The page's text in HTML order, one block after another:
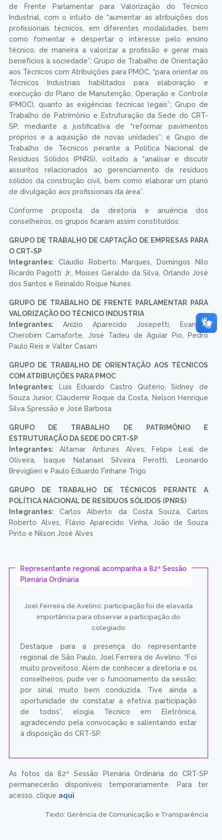
de Frente Parlamentar para Valorização do Técnico
Industrial, com o intuito de “aumentar as atribuições dos
profissionais técnicos, em diferentes modalidades, bem
como fomentar e despertar o interesse pelo ensino
técnico, de maneira a valorizar a profissão e gerar mais
benefícios à sociedade”; Grupo de Trabalho de Orientação
aos Técnicos com Atribuições para PMOC, “para orientar os
Técnicos Industriais habilitados para elaboração e
execução do Plano de Manutenção, Operação e Controle
(PMOC), quanto às exigências técnicas legais”; Grupo de
Trabalho de Patrimônio e Estruturação da Sede do CRT-
SP, mediante a justificativa de “reformar pavimentos
próprios e a aquisição de novas unidades”; e Grupo de
Trabalho de Técnicos perante a Política Nacional de
Resíduos Sólidos (PNRS), voltado a “analisar e discutir
assuntos relacionados ao gerenciamento de resíduos
sólidos da construção civil, bem como elaborar um plano
de divulgação aos profissionais da área”.
Conforme proposta da diretoria e anuência dos
conselheiros, os grupos ficaram assim constituídos:
GRUPO DE TRABALHO DE CAPTAÇÃO DE EMPRESAS PARA
O CRT-SP
Integrantes: Cláudio Roberto Marques, Domingos Nilo
Ricardo Pagotti Jr., Moises Geraldo da Silva, Orlando José
dos Santos e Reinaldo Roque Nunes
GRUPO DE TRABALHO DE FRENTE PARLAMENTAR PARA
VALORIZAÇÃO DO TÉCNICO INDUSTRIA
Integrantes: Anizio Aparecido Josepetti, Evanildo
Cherobim Camaforte, José Tadeu de Aguiar Pio, Pedro
Paulo Reis e Valter Casarri
GRUPO DE TRABALHO DE ORIENTAÇÃO AOS TÉCNICOS
COM ATRIBUIÇÕES PARA PMOC
Integrantes: Luis Eduardo Castro Quitério, Sidney de
Souza Junior, Claudemir Roque da Costa, Nelson Henrique
Silva Spressão e José Barbosa
GRUPO DE TRABALHO DE PATRIMÔNIO E
ESTRUTURAÇÃO DA SEDE DO CRT-SP
Integrantes: Altamar Antunes Alves, Felipe Leal de
Oliveira, Isaque Natanael Silveira Perotti, Leonardo
Breviglieri e Paulo Eduardo Finhane Trigo
GRUPO DE TRABALHO DE TÉCNICOS PERANTE A
POLÍTICA NACIONAL DE RESÍDUOS SÓLIDOS (PNRS)
Integrantes: Carlos Alberto da Costa Souza, Carlos
Roberto Alves, Flávio Aparecido Vinha, João de Souza
Pinto e Nilson José Alves
Representante regional acompanha a 82ª Sessão
Plenária Ordinária
Joel Ferreira de Avelino: participação foi de elevada
importância para observar a participação do
colegiado
Destaque para a presença do representante
regional de São Paulo, Joel Ferreira de Avelino. “Foi
muito proveitoso. Além de conhecer a diretoria e os
conselheiros, pude ver o funcionamento da sessão;
por sinal muito bem conduzida. Tive ainda a
oportunidade de constatar a efetiva participação
de todos”, elogia Técnico em Eletrônica,
agradecendo pela convocação e salientando estar
à disposição do CRT-SP.
As fotos da 82ª Sessão Plenária Ordinária do CRT-SP
permanecerão disponíveis temporariamente. Para ter
acesso, clique aqui
Texto: Gerência de Comunicação e Transparência